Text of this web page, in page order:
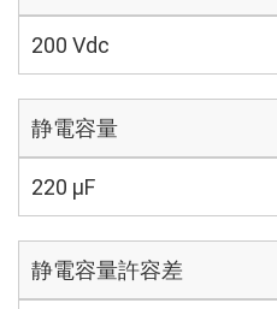
200 Vdc
静電容量
220 µF
静電容量許容差